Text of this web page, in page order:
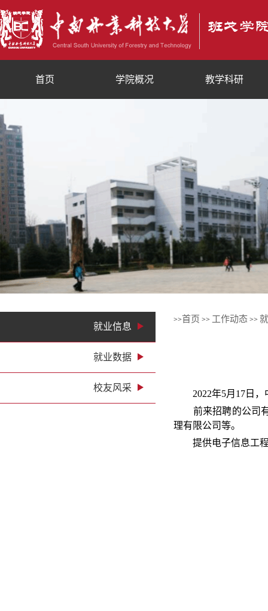
首页 学院概况 教学科研
就业信息
就业数据
校友风采
>>首页 >> 工作动态 >>
2022年5月17日，
前来招聘的公司有
理有限公司等。
提供电子信息工程